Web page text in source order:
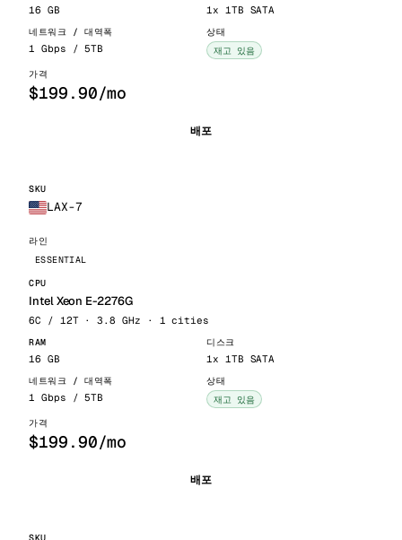
16 GB 1x 1TB SATA
1 Gbps / 5TB 재고 있음
$199.90/mo
배포
LAX-7
ESSENTIAL
Intel Xeon E-2276G
6C / 12T · 3.8 GHz · 1 cities
16 GB 1x 1TB SATA
1 Gbps / 5TB 재고 있음
$199.90/mo
배포